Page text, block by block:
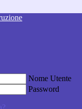
Nome Utente
Password